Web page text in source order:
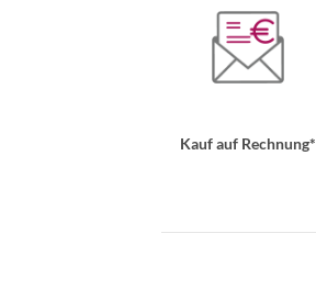
Kauf auf Rechnung*